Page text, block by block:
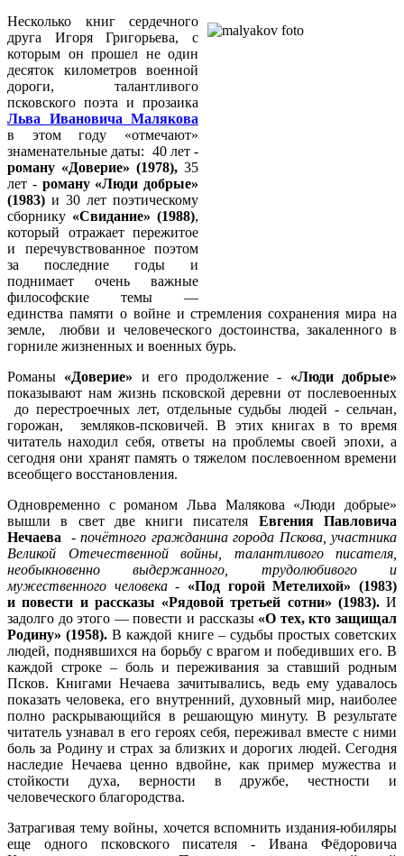
Несколько книг сердечного
друга Игоря Григорьева, с
которым он прошел не один
десяток километров военной
дороги, талантливого
псковского поэта и прозаика
Льва Ивановича Малякова
в этом году «отмечают»
знаменательные даты: 40 лет -
роману «Доверие» (1978), 35
лет - роману «Люди добрые»
(1983) и 30 лет поэтическому
сборнику «Свидание» (1988),
который отражает пережитое
и перечувствованное поэтом
за последние годы и
поднимает очень важные
философские темы —
единства памяти о войне и стремления сохранения мира на
земле, любви и человеческого достоинства, закаленного в
горниле жизненных и военных бурь.
Романы «Доверие» и его продолжение - «Люди добрые»
показывают нам жизнь псковской деревни от послевоенных
до перестроечных лет, отдельные судьбы людей - сельчан,
горожан, земляков-псковичей. В этих книгах в то время
читатель находил себя, ответы на проблемы своей эпохи, а
сегодня они хранят память о тяжелом послевоенном времени
всеобщего восстановления.
Одновременно с романом Льва Малякова «Люди добрые»
вышли в свет две книги писателя Евгения Павловича
Нечаева
-почётного гражданина города Пскова, участника
Великой Отечественной войны, талантливого писателя,
необыкновенно выдержанного, трудолюбивого и
мужественного человека - «Под горой Метелихой» (1983)
и повести и рассказы «Рядовой третьей сотни» (1983).И
задолго до этого — повести и рассказы «О тех, кто защищал
Родину» (1958).В каждой книге – судьбы простых советских
людей, поднявшихся на борьбу с врагом и победивших его. В
каждой строке – боль и переживания за ставший родным
Псков. Книгами Нечаева зачитывались, ведь ему удавалось
показать человека, его внутренний, духовный мир, наиболее
полно раскрывающийся в решающую минуту. В результате
читатель узнавал в его героях себя, переживал вместе с ними
боль за Родину и страх за близких и дорогих людей. Сегодня
наследие Нечаева ценно вдвойне, как пример мужества и
стойкости духа, верности в дружбе, честности и
человеческого благородства.
Затрагивая тему войны, хочется вспомнить издания-юбиляры
еще одного псковского писателя - Ивана Фёдоровича